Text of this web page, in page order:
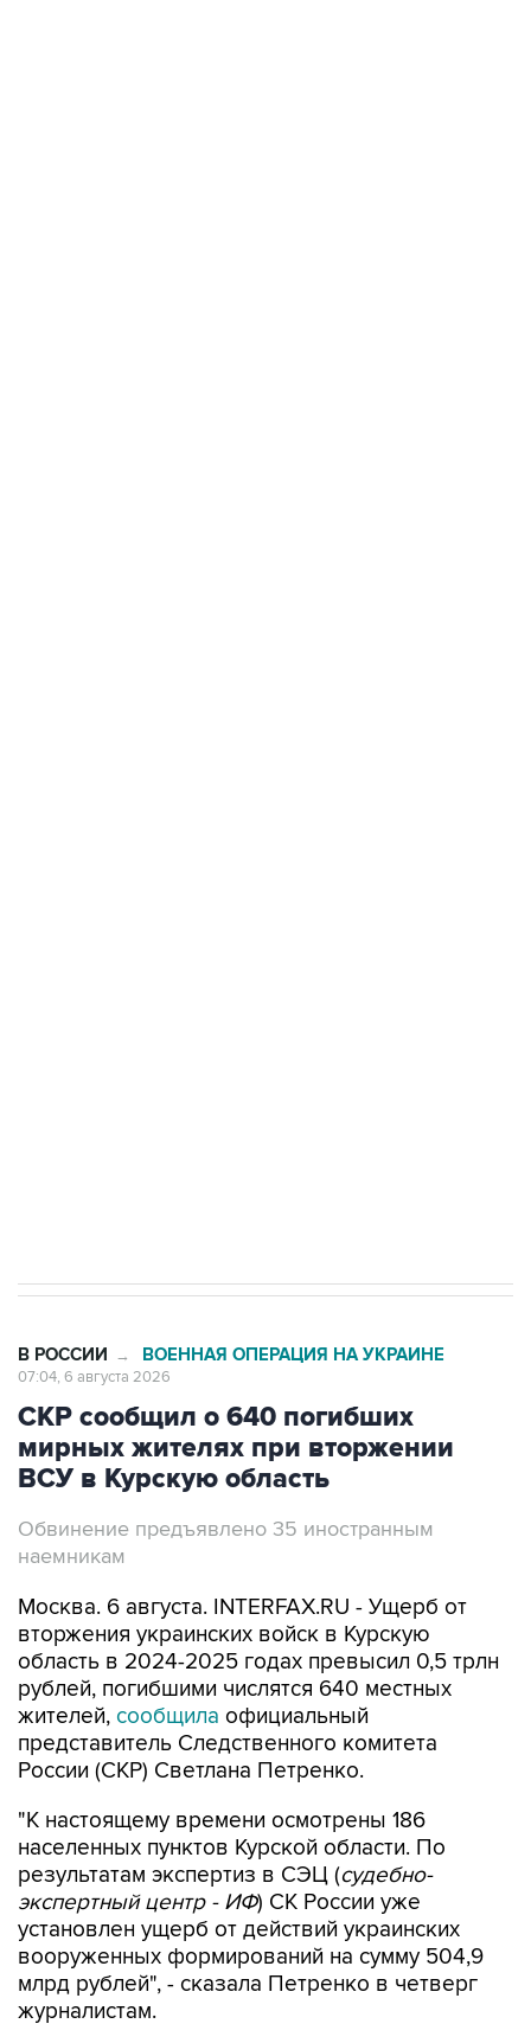
В РОССИИ → ВОЕННАЯ ОПЕРАЦИЯ НА УКРАИНЕ
07:04, 6 августа 2026
СКР сообщил о 640 погибших
мирных жителях при вторжении
ВСУ в Курскую область
Обвинение предъявлено 35 иностранным
наемникам
Москва. 6 августа. INTERFAX.RU - Ущерб от
вторжения украинских войск в Курскую
область в 2024-2025 годах превысил 0,5 трлн
рублей, погибшими числятся 640 местных
жителей, сообщила официальный
представитель Следственного комитета
России (СКР) Светлана Петренко.
"К настоящему времени осмотрены 186
населенных пунктов Курской области. По
результатам экспертиз в СЭЦ (судебно-
экспертный центр - ИФ) СК России уже
установлен ущерб от действий украинских
вооруженных формирований на сумму 504,9
млрд рублей", - сказала Петренко в четверг
журналистам.